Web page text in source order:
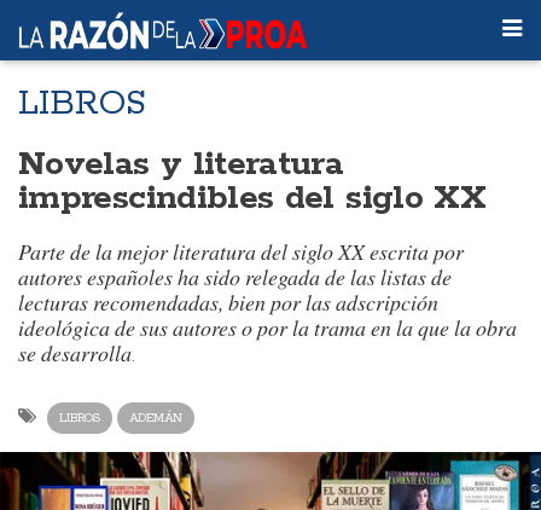
LIBROS
Novelas y literatura
imprescindibles del siglo XX
Parte de la mejor literatura del siglo XX escrita por
autores españoles ha sido relegada de las listas de
lecturas recomendadas, bien por las adscripción
ideológica de sus autores o por la trama en la que la obra
se desarrolla
LIBROS ADEMÁN